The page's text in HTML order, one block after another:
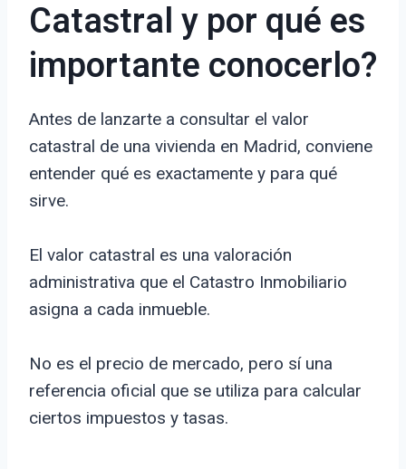
Catastral y por qué es
importante conocerlo?
Antes de lanzarte a consultar el valor
catastral de una vivienda en Madrid, conviene
entender qué es exactamente y para qué
sirve.
El valor catastral es una valoración
administrativa que el Catastro Inmobiliario
asigna a cada inmueble.
No es el precio de mercado, pero sí una
referencia oficial que se utiliza para calcular
ciertos impuestos y tasas.